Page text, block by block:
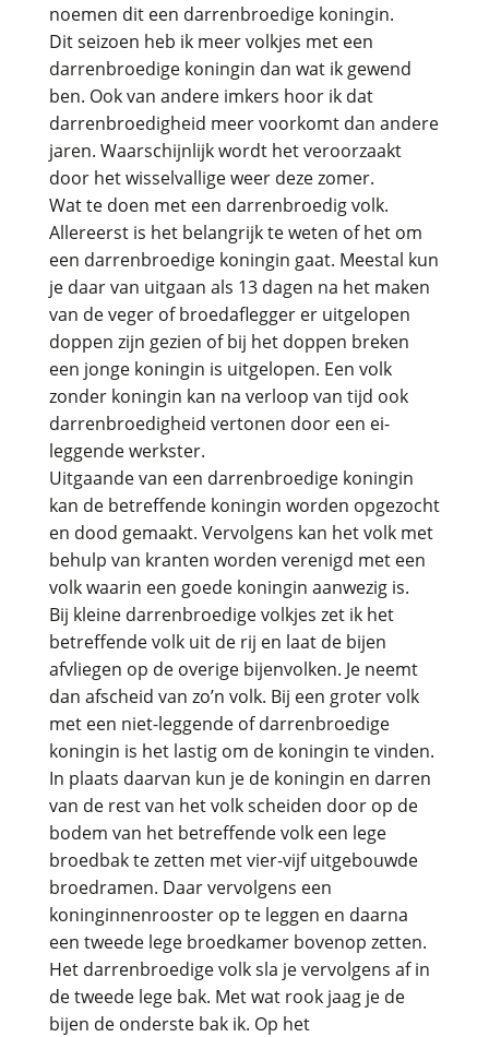
noemen dit een darrenbroedige koningin.
Dit seizoen heb ik meer volkjes met een
darrenbroedige koningin dan wat ik gewend
ben. Ook van andere imkers hoor ik dat
darrenbroedigheid meer voorkomt dan andere
jaren. Waarschijnlijk wordt het veroorzaakt
door het wisselvallige weer deze zomer.
Wat te doen met een darrenbroedig volk.
Allereerst is het belangrijk te weten of het om
een darrenbroedige koningin gaat. Meestal kun
je daar van uitgaan als 13 dagen na het maken
van de veger of broedaflegger er uitgelopen
doppen zijn gezien of bij het doppen breken
een jonge koningin is uitgelopen. Een volk
zonder koningin kan na verloop van tijd ook
darrenbroedigheid vertonen door een ei-
leggende werkster.
Uitgaande van een darrenbroedige koningin
kan de betreffende koningin worden opgezocht
en dood gemaakt. Vervolgens kan het volk met
behulp van kranten worden verenigd met een
volk waarin een goede koningin aanwezig is.
Bij kleine darrenbroedige volkjes zet ik het
betreffende volk uit de rij en laat de bijen
afvliegen op de overige bijenvolken. Je neemt
dan afscheid van zo’n volk. Bij een groter volk
met een niet-leggende of darrenbroedige
koningin is het lastig om de koningin te vinden.
In plaats daarvan kun je de koningin en darren
van de rest van het volk scheiden door op de
bodem van het betreffende volk een lege
broedbak te zetten met vier-vijf uitgebouwde
broedramen. Daar vervolgens een
koninginnenrooster op te leggen en daarna
een tweede lege broedkamer bovenop zetten.
Het darrenbroedige volk sla je vervolgens af in
de tweede lege bak. Met wat rook jaag je de
bijen de onderste bak ik. Op het